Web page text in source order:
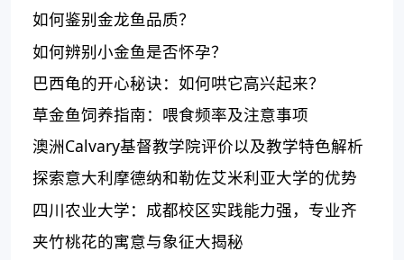
如何鉴别金龙鱼品质？
如何辨别小金鱼是否怀孕？
巴西龟的开心秘诀：如何哄它高兴起来？
草金鱼饲养指南：喂食频率及注意事项
澳洲Calvary基督教学院评价以及教学特色解析
探索意大利摩德纳和勒佐艾米利亚大学的优势
和特点
四川农业大学：成都校区实践能力强，专业齐
全
夹竹桃花的寓意与象征大揭秘